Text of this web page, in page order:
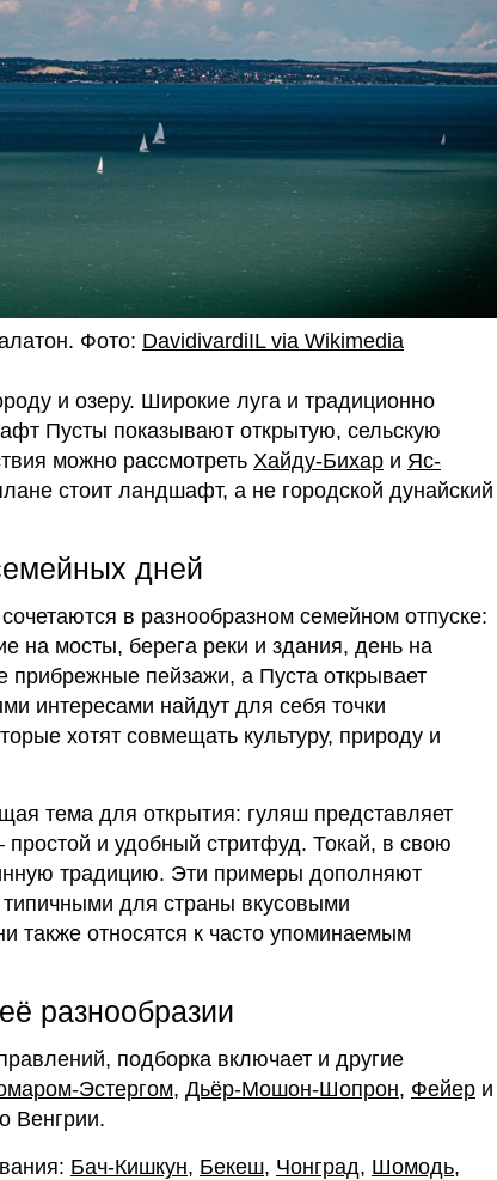
Фото: DavidivardiIL via Wikimedia
и озеру. Широкие луга и традиционно
Пусты показывают открытую, сельскую
можно рассмотреть Хайду-Бихар и Яс-
стоит ландшафт, а не городской дунайский
дней
в разнообразном семейном отпуске:
на мосты, берега реки и здания, день на
прибрежные пейзажи, а Пуста открывает
интересами найдут для себя точки
хотят совмещать культуру, природу и
тема для открытия: гуляш представляет
и удобный стритфуд. Токай, в свою
традицию. Эти примеры дополняют
для страны вкусовыми
также относятся к часто упоминаемым
разнообразии
подборка включает и другие
Эстергом, Дьёр-Мошон-Шопрон, Фейер и
Венгрии.
Бач-Кишкун, Бекеш, Чонград, Шомодь,